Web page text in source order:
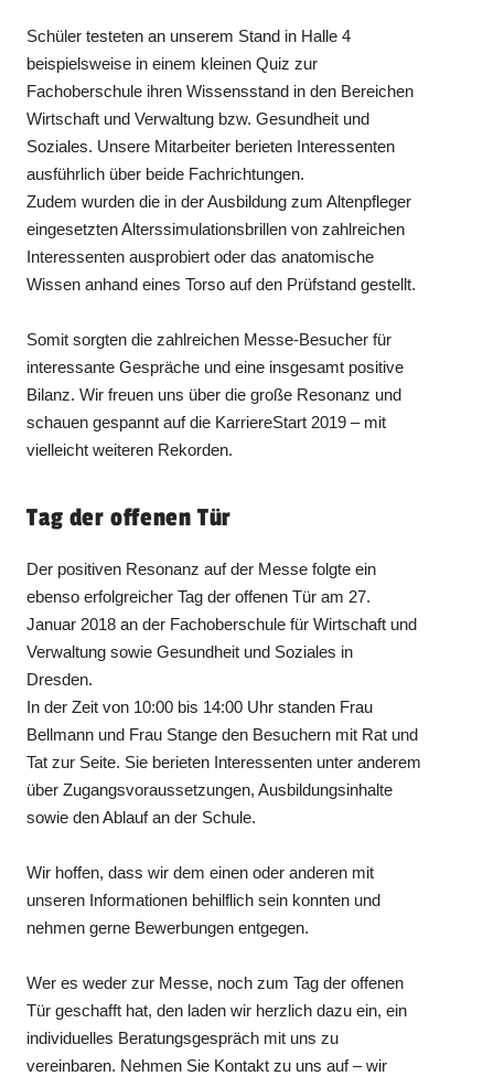
Schüler testeten an unserem Stand in Halle 4
beispielsweise in einem kleinen Quiz zur
Fachoberschule ihren Wissensstand in den Bereichen
Wirtschaft und Verwaltung bzw. Gesundheit und
Soziales. Unsere Mitarbeiter berieten Interessenten
ausführlich über beide Fachrichtungen.
Zudem wurden die in der Ausbildung zum Altenpfleger
eingesetzten Alterssimulationsbrillen von zahlreichen
Interessenten ausprobiert oder das anatomische
Wissen anhand eines Torso auf den Prüfstand gestellt.
Somit sorgten die zahlreichen Messe-Besucher für
interessante Gespräche und eine insgesamt positive
Bilanz. Wir freuen uns über die große Resonanz und
schauen gespannt auf die KarriereStart 2019 – mit
vielleicht weiteren Rekorden.
Tag der offenen Tür
Der positiven Resonanz auf der Messe folgte ein
ebenso erfolgreicher Tag der offenen Tür am 27.
Januar 2018 an der Fachoberschule für Wirtschaft und
Verwaltung sowie Gesundheit und Soziales in
Dresden.
In der Zeit von 10:00 bis 14:00 Uhr standen Frau
Bellmann und Frau Stange den Besuchern mit Rat und
Tat zur Seite. Sie berieten Interessenten unter anderem
über Zugangsvoraussetzungen, Ausbildungsinhalte
sowie den Ablauf an der Schule.
Wir hoffen, dass wir dem einen oder anderen mit
unseren Informationen behilflich sein konnten und
nehmen gerne Bewerbungen entgegen.
Wer es weder zur Messe, noch zum Tag der offenen
Tür geschafft hat, den laden wir herzlich dazu ein, ein
individuelles Beratungsgespräch mit uns zu
vereinbaren. Nehmen Sie Kontakt zu uns auf – wir